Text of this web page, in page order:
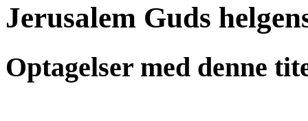
Jerusalem Guds
Optagelser med denne